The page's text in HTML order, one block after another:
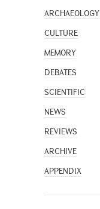
ARCHAEOLOGY
CULTURE
MEMORY
DEBATES
SCIENTIFIC
NEWS
REVIEWS
ARCHIVE
APPENDIX